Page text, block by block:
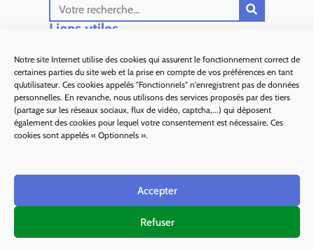
Notre site Internet utilise des cookies qui assurent le fonctionnement correct de
certaines parties du site web et la prise en compte de vos préférences en tant
qu’utilisateur. Ces cookies appelés "Fonctionnels" n'enregistrent pas de données
personnelles. En revanche, nous utilisons des services proposés par des tiers
(partage sur les réseaux sociaux, flux de vidéo, captcha,...) qui déposent
également des cookies pour lequel votre consentement est nécessaire. Ces
cookies sont appelés « Optionnels ».
Accepter
Refuser
Liens utiles​
Sous Préfecture de Grasse
Département 06
Alpes d'Azur Tourisme